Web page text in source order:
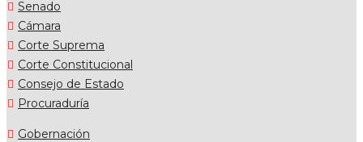
Senado
Cámara
Corte Suprema
Corte Constitucional
Consejo de Estado
Procuraduría
Gobernación